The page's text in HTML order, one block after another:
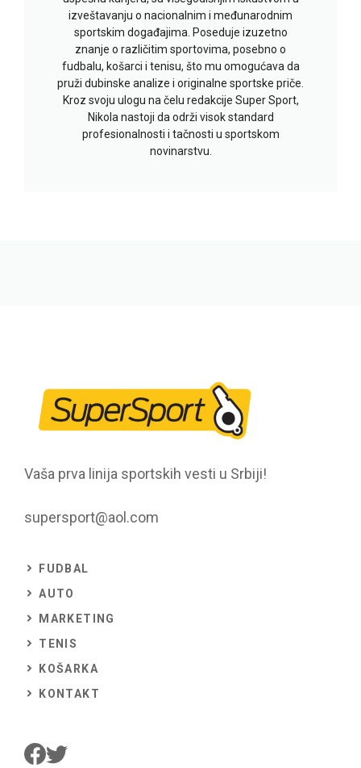
izveštavanju o nacionalnim i međunarodnim
sportskim događajima. Poseduje izuzetno
znanje o različitim sportovima, posebno o
fudbalu, košarci i tenisu, što mu omogućava da
pruži dubinske analize i originalne sportske priče.
Kroz svoju ulogu na čelu redakcije Super Sport,
Nikola nastoji da održi visok standard
profesionalnosti i tačnosti u sportskom
novinarstvu.
Vaša prva linija sportskih vesti u Srbiji!
supersport@aol.com
FUDBAL
AUTO
MARKETING
TENIS
KOŠARKA
KONTAKT